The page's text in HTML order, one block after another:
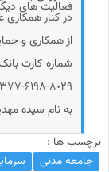
فعالیت های
در کنار
از همکاری و
شماره کارت
۶۱٠۴-۳۳۷۷-
به نام سیده
برچسب ها :
جامعه مدنی